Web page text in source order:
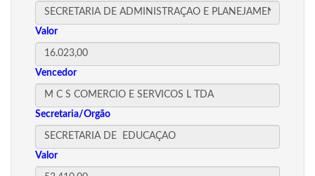
Valor
Vencedor
Secretaria/Orgão
Valor